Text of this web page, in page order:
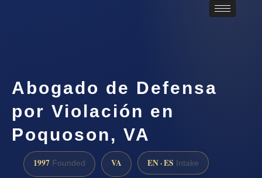
Abogado de Defensa
por Violación en
Poquoson, VA
1997 Founded VA EN · ES Intake